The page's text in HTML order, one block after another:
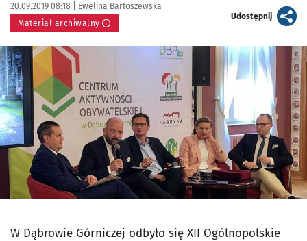
Data publikacji:
20.09.2019 08:18 | Autor:
Ewelina Bartoszewska
Materiał archiwalny
Udostępnijartykuł
Kliknij, aby powiększyć
W Dąbrowie Górniczej odbyło się XII Ogólnopolskie